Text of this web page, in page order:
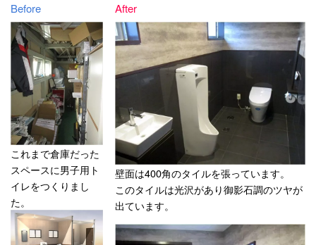
Before
これまで倉庫だった
スペースに男子用ト
イレをつくりまし
た。
After
壁面は400角のタイルを張っています。
このタイルは光沢があり御影石調のツヤが
出ています。